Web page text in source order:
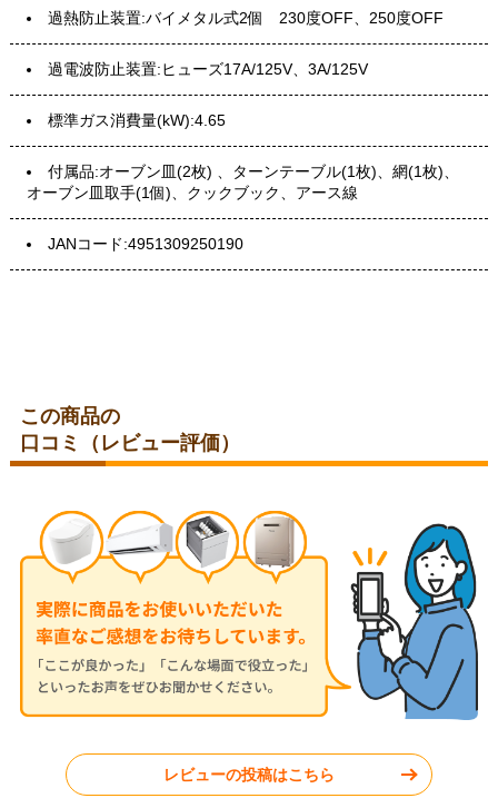
過熱防止装置:バイメタル式2個 230度OFF、250度OFF
過電波防止装置:ヒューズ17A/125V、3A/125V
標準ガス消費量(kW):4.65
付属品:オーブン皿(2枚) 、ターンテーブル(1枚)、網(1枚)、
オーブン皿取手(1個)、クックブック、アース線
JANコード:4951309250190
この商品の
口コミ（レビュー評価）
レビューの投稿はこちら